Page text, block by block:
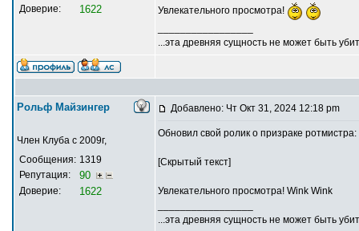
Доверие: 1622
Увлекательного просмотра!
...эта древняя сущность не может быть
Рольф Майзингер
Член Клуба с 2009г,
Сообщения: 1319
Репутация:
90
Доверие: 1622
Добавлено: Чт Окт 31, 2024 12:18 pm
Обновил свой ролик о призраке ротмистра:
[Скрытый текст]
Увлекательного просмотра! Wink Wink
...эта древняя сущность не может быть